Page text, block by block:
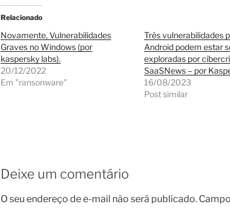
Relacionado
Novamente, Vulnerabilidades
Graves no Windows (por
kaspersky labs).
20/12/2022
Em "ransonware"
Três vulnerabilidades
Android podem estar
exploradas por
SaaSNews – por
16/08/2023
Post similar
Deixe um comentário
O seu endereço de e-mail não será publicado.